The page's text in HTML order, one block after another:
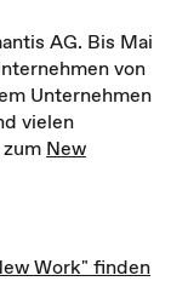
AG. Bis Mai
von
Unternehmen
vielen
New
Work" finden